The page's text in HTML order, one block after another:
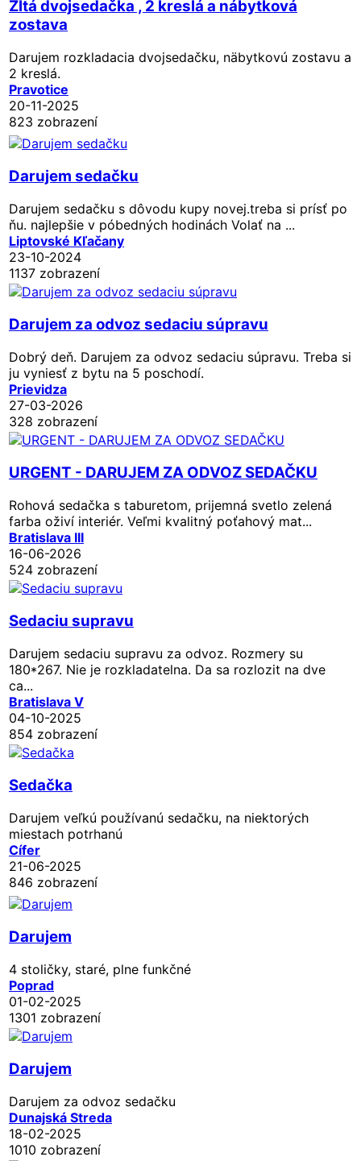
Žltá dvojsedačka , 2 kreslá a nábytková
zostava
Darujem rozkladacia dvojsedačku, näbytkovú zostavu a
2 kreslá.
Pravotice
20-11-2025
823 zobrazení
Darujem sedačku
Darujem sedačku s dôvodu kupy novej.treba si prísť po
ňu. najlepšie v póbedných hodinách Volať na ...
Liptovské Kľačany
23-10-2024
1137 zobrazení
Darujem za odvoz sedaciu súpravu
Dobrý deň. Darujem za odvoz sedaciu súpravu. Treba si
ju vyniesť z bytu na 5 poschodí.
Prievidza
27-03-2026
328 zobrazení
URGENT - DARUJEM ZA ODVOZ SEDAČKU
Rohová sedačka s taburetom, prijemná svetlo zelená
farba oživí interiér. Veľmi kvalitný poťahový mat...
Bratislava III
16-06-2026
524 zobrazení
Sedaciu supravu
Darujem sedaciu supravu za odvoz. Rozmery su
180*267. Nie je rozkladatelna. Da sa rozlozit na dve
ca...
Bratislava V
04-10-2025
854 zobrazení
Sedačka
Darujem veľkú používanú sedačku, na niektorých
miestach potrhanú
Cífer
21-06-2025
846 zobrazení
Darujem
4 stoličky, staré, plne funkčné
Poprad
01-02-2025
1301 zobrazení
Darujem
Darujem za odvoz sedačku
Dunajská Streda
18-02-2025
1010 zobrazení